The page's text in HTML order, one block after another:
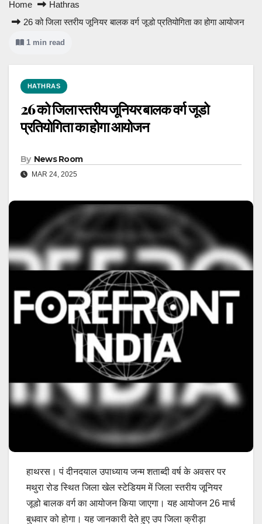
Home
Hathras
26 को जिला स्तरीय जूनियर बालक वर्ग जूडो प्रतियोगिता का होगा आयोजन
1 min read
HATHRAS
26 को जिला स्तरीय जूनियर बालक वर्ग जूडो
प्रतियोगिता का होगा आयोजन
By News Room
MAR 24, 2025
हाथरस। पं दीनदयाल उपाध्याय जन्म शताब्दी वर्ष के अवसर पर
मथुरा रोड स्थित जिला खेल स्टेडियम में जिला स्तरीय जूनियर
जूडो बालक वर्ग का आयोजन किया जाएगा। यह आयोजन 26 मार्च
बुधवार को होगा। यह जानकारी देते हुए उप जिला क्रीड़ा